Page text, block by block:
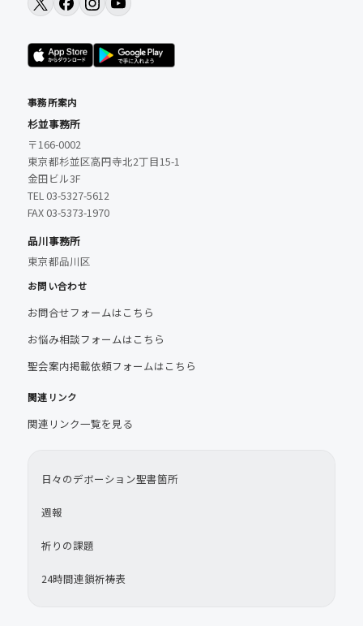
事務所案内
杉並事務所
〒166-0002
東京都杉並区高円寺北2丁目15-1
金田ビル3F
TEL 03-5327-5612
FAX 03-5373-1970
品川事務所
東京都品川区
お問い合わせ
お問合せフォームはこちら
お悩み相談フォームはこちら
聖会案内掲載依頼フォームはこちら
関連リンク
関連リンク一覧を見る
日々のデボーション聖書箇所
週報
祈りの課題
24時間連鎖祈祷表